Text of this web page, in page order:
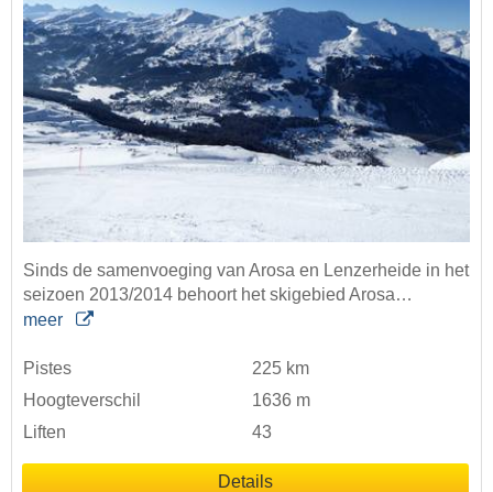
Sinds de samenvoeging van Arosa en Lenzerheide in het
seizoen 2013/2014 behoort het skigebied Arosa…
meer
Pistes
225 km
Hoogteverschil
1636 m
Liften
43
Details